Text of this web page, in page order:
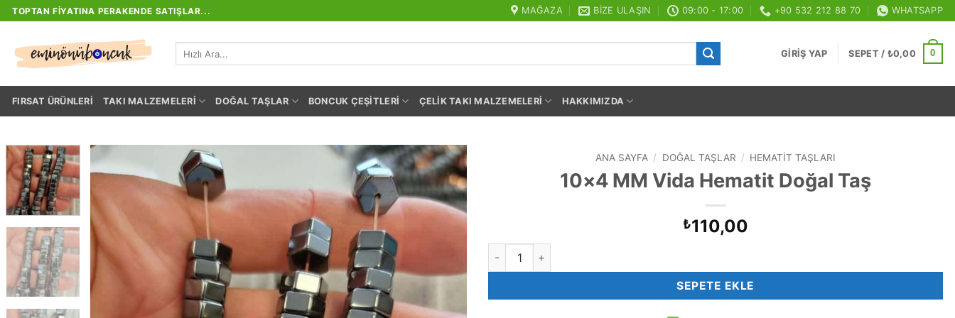
İçeriğe
atla
TOPTAN FIYATINA PERAKENDE SATIŞLAR... MAĞAZA BIZE ULAŞIN 09:00 - 17:00 +90 532 212 88 70 WHATSAPP
GIRIŞ YAP SEPET / ₺0,00 0
FIRSAT ÜRÜNLERI TAKI MALZEMELERI DOĞAL TAŞLAR BONCUK ÇEŞITLERI ÇELIK TAKI MALZEMELERI HAKKIMIZDA
ANA SAYFA / DOĞAL TAŞLAR / HEMATIT TAŞLARI
10×4 MM Vida Hematit Doğal Taş
₺110,00
10x4 MM Vida Hematit Doğal Taş adet
SEPETE EKLE